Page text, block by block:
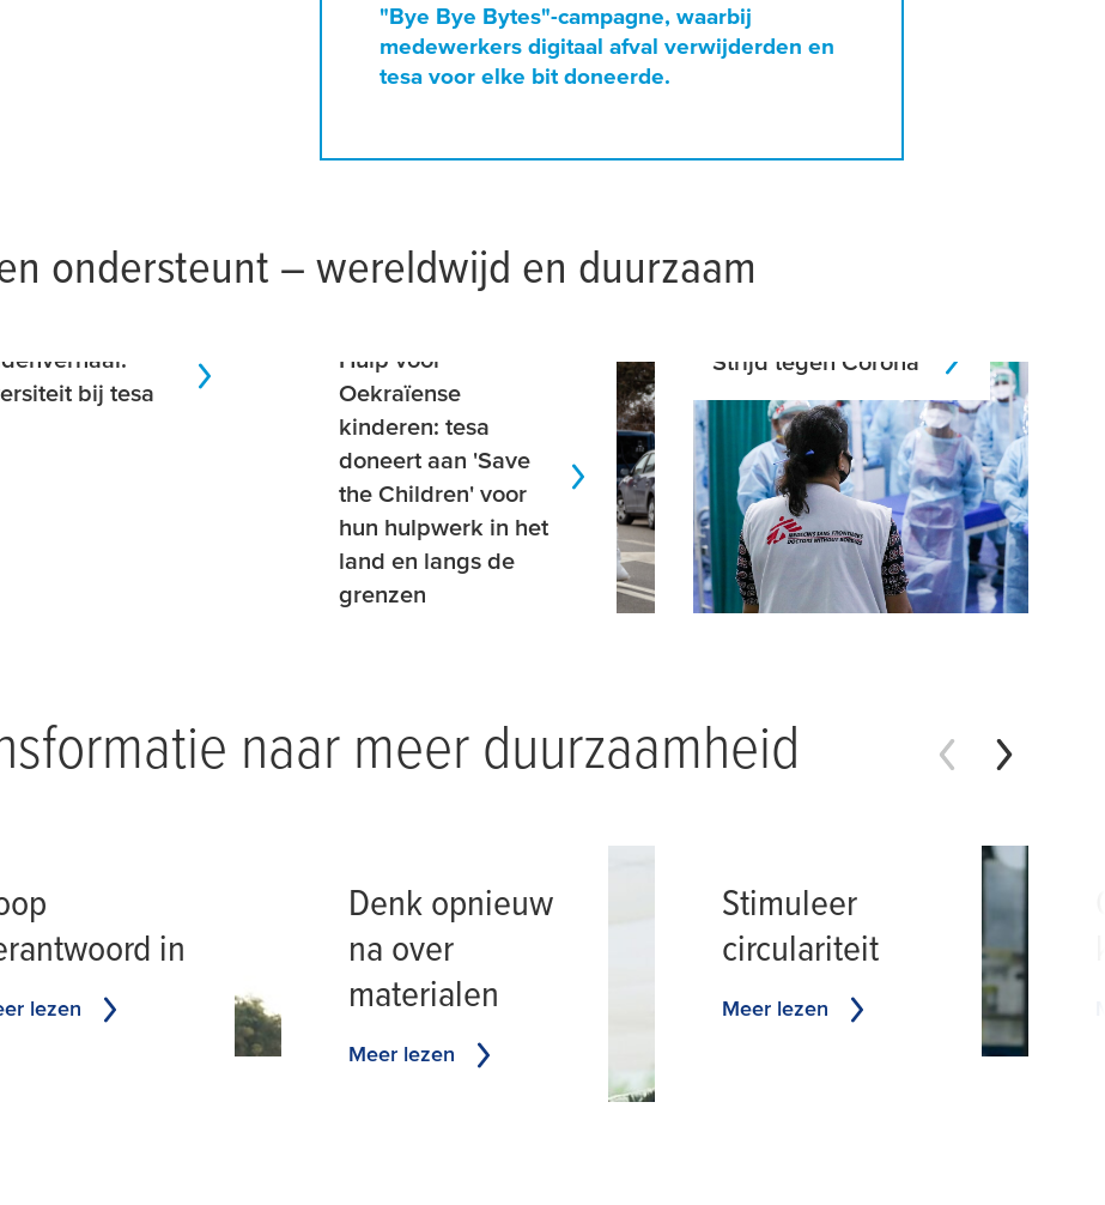
"Bye Bye Bytes"-campagne, waarbij
medewerkers digitaal afval verwijderden en
tesa voor elke bit doneerde.
ondersteunt – wereldwijd en duurzaam
bij tesa
Hulp voor
Oekraïense
kinderen: tesa
doneert aan 'Save
the Children' voor
hun hulpwerk in het
land en langs de
grenzen
Strijd tegen Corona
naar meer duurzaamheid
in
lezen
Denk opnieuw
na over
materialen
Meer lezen
Stimuleer
circulariteit
Meer lezen